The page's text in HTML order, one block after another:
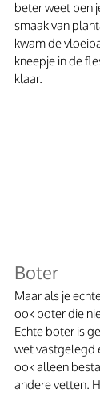
beter weet ben
smaak van
kwam de
kneepje in de
klaar.
Boter
Maar als je
ook boter die
Echte boter is
wet vastgelegd
ook alleen
andere vetten.